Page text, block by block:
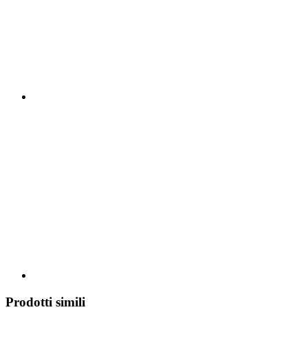
Prodotti simili